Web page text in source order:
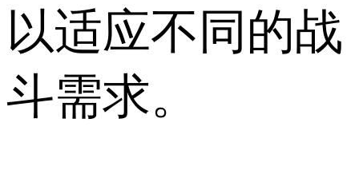
以适应不同的战
斗需求。